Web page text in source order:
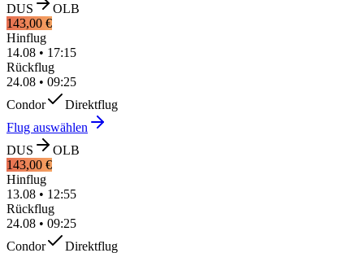
DUS
OLB
143,00 €
Hinflug
14.08 • 17:15
Rückflug
24.08 • 09:25
Condor
Direktflug
Flug auswählen
DUS
OLB
143,00 €
Hinflug
13.08 • 12:55
Rückflug
24.08 • 09:25
Condor
Direktflug